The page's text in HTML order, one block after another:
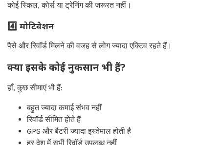
कोई स्किल, कोर्स या ट्रेनिंग की जरूरत नहीं।
4️⃣ मोटिवेशन
पैसे और रिवॉर्ड मिलने की वजह से लोग ज्यादा एक्टिव रहते हैं।
क्या इसके कोई नुकसान भी हैं?
हाँ, कुछ सीमाएं भी हैं:
बहुत ज्यादा कमाई संभव नहीं
रिवॉर्ड सीमित होते हैं
GPS और बैटरी ज्यादा इस्तेमाल होती है
हर देश में सभी रिवॉर्ड उपलब्ध नहीं